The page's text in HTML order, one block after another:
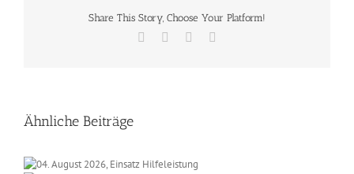
Share This Story, Choose Your Platform!
Facebook
Ähnliche Beiträge